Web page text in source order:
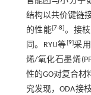
结构以共价键链
的性能[7-8]。接
同。RYU等[9]采
烯/氧化石墨烯
性的GO对复合材
究发现，ODA接